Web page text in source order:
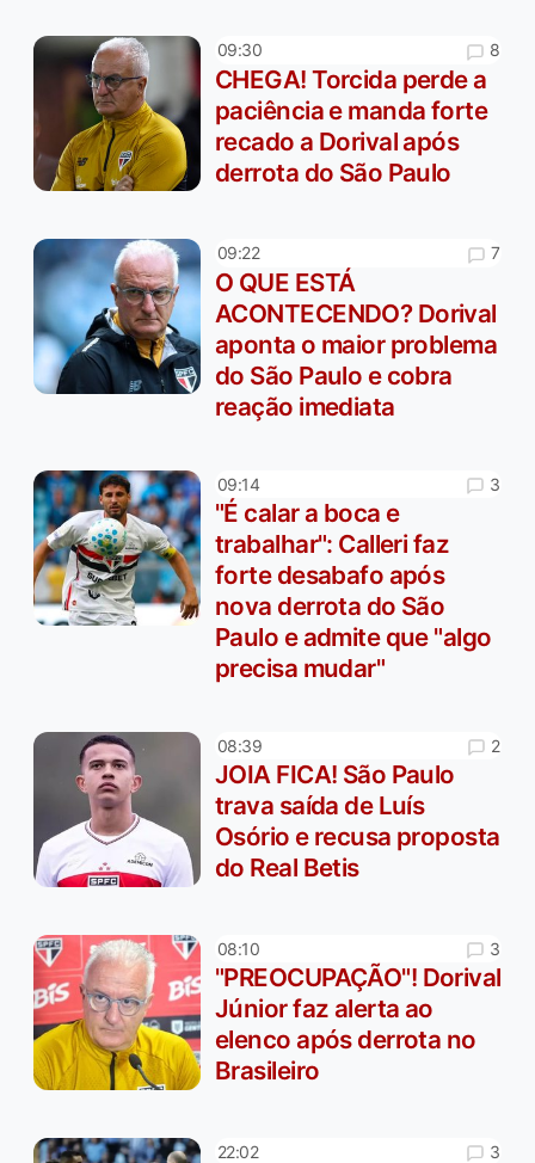
09:30 8
CHEGA! Torcida perde a
paciência e manda forte
recado a Dorival após
derrota do São Paulo
09:22 7
O QUE ESTÁ
ACONTECENDO? Dorival
aponta o maior problema
do São Paulo e cobra
reação imediata
09:14 3
"É calar a boca e
trabalhar": Calleri faz
forte desabafo após
nova derrota do São
Paulo e admite que "algo
precisa mudar"
08:39 2
JOIA FICA! São Paulo
trava saída de Luís
Osório e recusa proposta
do Real Betis
08:10 3
"PREOCUPAÇÃO"! Dorival
Júnior faz alerta ao
elenco após derrota no
Brasileiro
22:02 3